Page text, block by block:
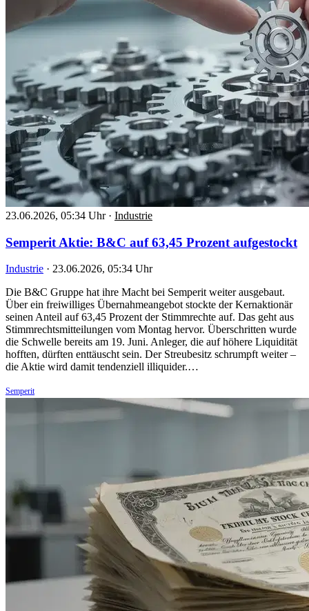
23.06.2026, 05:34 Uhr · Industrie
Semperit Aktie: B&C auf 63,45 Prozent aufgestockt
Industrie · 23.06.2026, 05:34 Uhr
Die B&C Gruppe hat ihre Macht bei Semperit weiter ausgebaut.
Über ein freiwilliges Übernahmeangebot stockte der Kernaktionär
seinen Anteil auf 63,45 Prozent der Stimmrechte auf. Das geht aus
Stimmrechtsmitteilungen vom Montag hervor. Überschritten wurde
die Schwelle bereits am 19. Juni. Anleger, die auf höhere Liquidität
hofften, dürften enttäuscht sein. Der Streubesitz schrumpft weiter –
die Aktie wird damit tendenziell illiquider.…
Semperit